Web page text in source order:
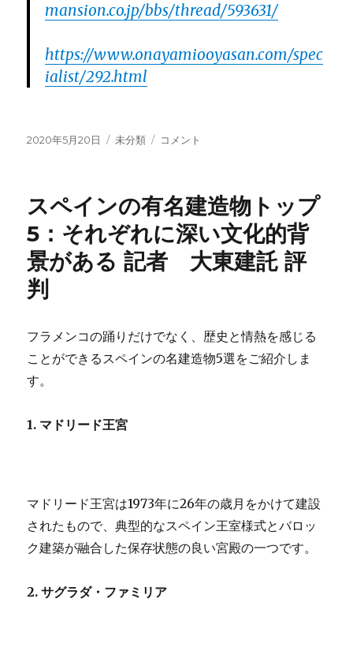
mansion.co.jp/bbs/thread/593631/
https://www.onayamiooyasan.com/spec
ialist/292.html
投
2020年5月20日
カ
ー
未分類
ア
の
築
開
発
と
変
判
報
に
コメント
スペインの有名建造物トップ
5：それぞれに深い文化的背
景がある 記者 大東建託 評
判
フラメンコの踊りだけでなく、歴史と情熱を感じる
ことができるスペインの名建造物5選をご紹介しま
す。
1. マドリード王宮
マドリード王宮は1973年に26年の歳月をかけて建設
されたもので、典型的なスペイン王室様式とバロッ
ク建築が融合した保存状態の良い宮殿の一つです。
2. サグラダ・ファミリア